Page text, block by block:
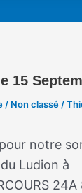
15
/ Non classé/
notre
Ludion à
24A